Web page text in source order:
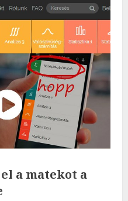
a matekot a